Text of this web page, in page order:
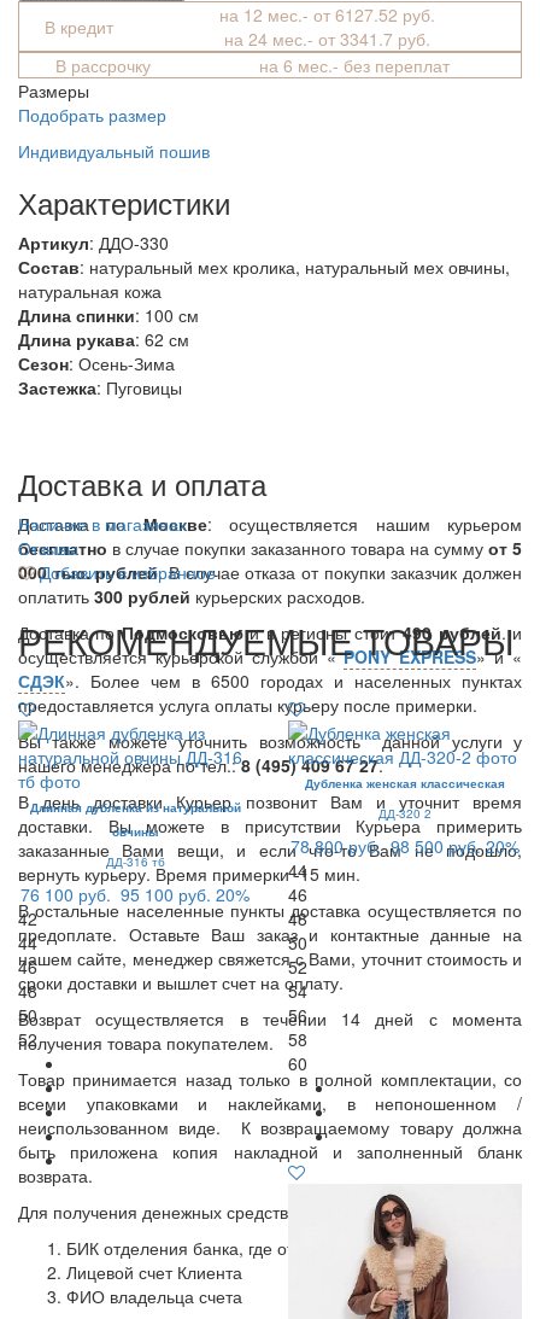
В кредит
на 12 мес.- от 6127.52 руб.
на 24 мес.- от 3341.7 руб.
В рассрочку
на 6 мес.- без переплат
Размеры
Подобрать размер
Индивидуальный пошив
Характеристики
Артикул: ДДО-330
Состав: натуральный мех кролика, натуральный мех овчины,
натуральная кожа
Длина спинки: 100 см
Длина рукава: 62 см
Сезон: Осень-Зима
Застежка: Пуговицы
Доставка и оплата
Доставка поМоскве: осуществляется нашим курьером
бесплатно в случае покупки заказанного товара на сумму от 5
000 тыс. рублей. В случае отказа от покупки заказчик должен
оплатить 300 рублей курьерских расходов.
Доставка поПодмосковьюи в регионы стоит490 рублей. и
осуществляется курьерской службой «PONY EXPRESS» и «
СДЭК». Более чем в 6500 городах и населенных пунктах
предоставляется услуга оплаты курьеру после примерки.
Вы также можете уточнить возможность данной услуги у
нашего менеджера по тел.:8 (495) 409 67 27.
В день доставки Курьер позвонит Вам и уточнит время
доставки. Вы можете в присутствии Курьера примерить
заказанные Вами вещи, и если что-то Вам не подошло,
вернуть курьеру. Время примерки -15 мин.
В остальные населенные пункты доставка осуществляется по
предоплате. Оставьте Ваш заказ и контактные данные на
нашем сайте, менеджер свяжется с Вами, уточнит стоимость и
сроки доставки и вышлет счет на оплату.
Возврат осуществляется в течении 14 дней с момента
получения товара покупателем.
Товар принимается назад только в полной комплектации, со
всеми упаковками и наклейками, в непоношенном /
неиспользованном виде. К возвращаемому товару должна
быть приложена копия накладной и заполненный бланк
возврата.
Для получения денежных средств Нужно предоставить:
БИК отделения банка, где открыт счет
Лицевой счет Клиента
ФИО владельца счета
Наличие в магазинах
Отзывы
Добавить в избранное
РЕКОМЕНДУЕМЫЕ ТОВАРЫ
Длинная дубленка из натуральной
овчины
ДД-316 тб
76 100 руб. 95 100 руб. 20%
42
44
46
48
50
52
Дубленка женская классическая
ДД-320 2
78 800 руб. 98 500 руб. 20%
44
46
48
50
52
54
56
58
60